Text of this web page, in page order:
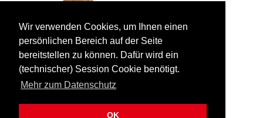
Wir verwenden Cookies, um Ihnen einen
persönlichen Bereich auf der Seite
bereitstellen zu können. Dafür wird ein
(technischer) Session Cookie benötigt.
Mehr zum Datenschutz
OK